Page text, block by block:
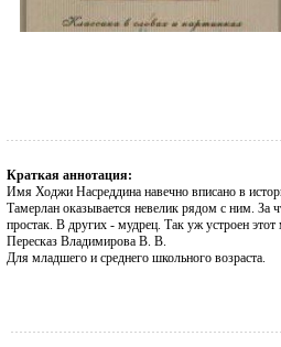
Краткая аннотация:
Имя Ходжи Насреддина навечно вписано в
Тамерлан оказывается невелик рядом с ним. За
простак. В других - мудрец. Так уж устроен
Пересказ Владимирова В. В.
Для младшего и среднего школьного возраста.